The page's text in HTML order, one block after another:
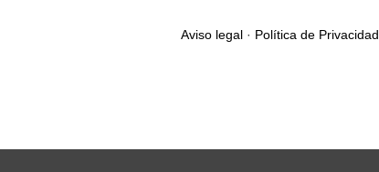
Aviso legal· Política de Privacidad